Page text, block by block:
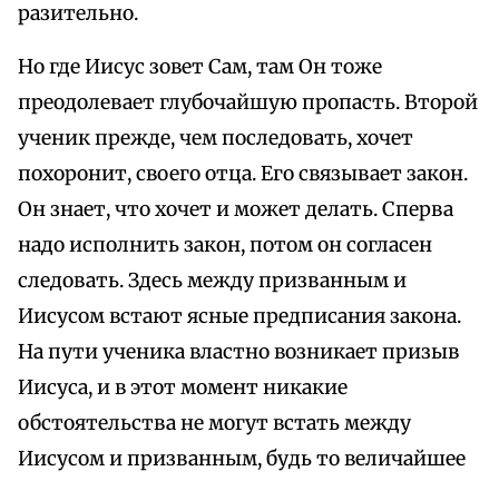
разительно.
Но где Иисус зовет Сам, там Он тоже
преодолевает глубочайшую пропасть. Второй
ученик прежде, чем последовать, хочет
похоронит, своего отца. Его связывает закон.
Он знает, что хочет и может делать. Сперва
надо исполнить закон, потом он согласен
следовать. Здесь между призванным и
Иисусом встают ясные предписания закона.
На пути ученика властно возникает призыв
Иисуса, и в этот момент никакие
обстоятельства не могут встать между
Иисусом и призванным, будь то величайшее